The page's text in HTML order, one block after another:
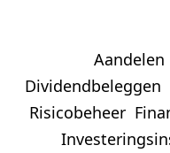
Aandelen
Dividendbeleggen
Risicobeheer